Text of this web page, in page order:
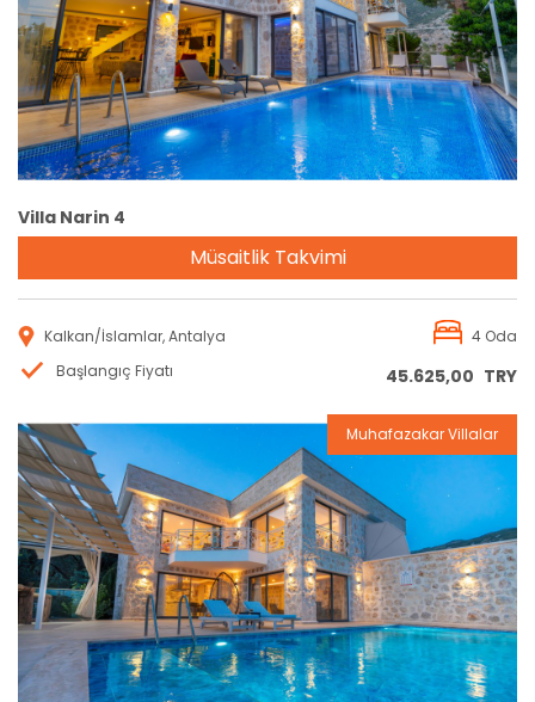
Rezervasyon
Villa Narin 4
Müsaitlik Takvimi
Kalkan/İslamlar, Antalya
4 Oda
Başlangıç Fiyatı
45.625,00 TRY
Rezervasyon
Muhafazakar Villalar